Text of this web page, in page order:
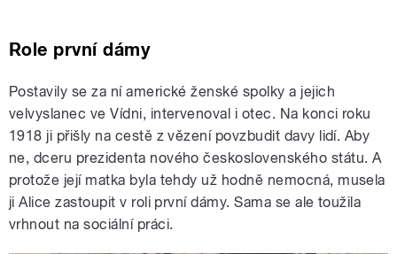
Role první dámy
Postavily se za ní americké ženské spolky a jejich
velvyslanec ve Vídni, intervenoval i otec. Na konci roku
1918 ji přišly na cestě z vězení povzbudit davy lidí. Aby
ne, dceru prezidenta nového československého státu. A
protože její matka byla tehdy už hodně nemocná, musela
ji Alice zastoupit v roli první dámy. Sama se ale toužila
vrhnout na sociální práci.